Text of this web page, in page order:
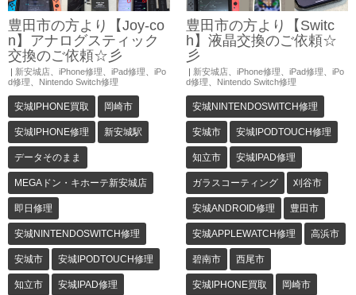
豊田市の方より【Joy-co
n】アナログスティック
交換のご依頼☆彡
| 新安城店 iPhone修理 iPad修理
iPo
d修理
Nintendo Switch修理
安城IPHONE買取 岡崎市
安城IPHONE修理 新安城駅
データそのまま
MEGAドン・キホーテ新安城店
即日修理
安城NINTENDOSWITCH修理
安城市 安城IPODTOUCH修理
知立市 安城IPAD修理
豊田市の方より【Switc
h】液晶交換のご依頼☆
彡
| 新安城店 iPhone修理 iPad修理
iPo
d修理
Nintendo Switch修理
安城NINTENDOSWITCH修理
安城市 安城IPODTOUCH修理
知立市 安城IPAD修理
ガラスコーティング 刈谷市
安城ANDROID修理 豊田市
安城APPLEWATCH修理 高浜市
碧南市 西尾市
安城IPHONE買取 岡崎市